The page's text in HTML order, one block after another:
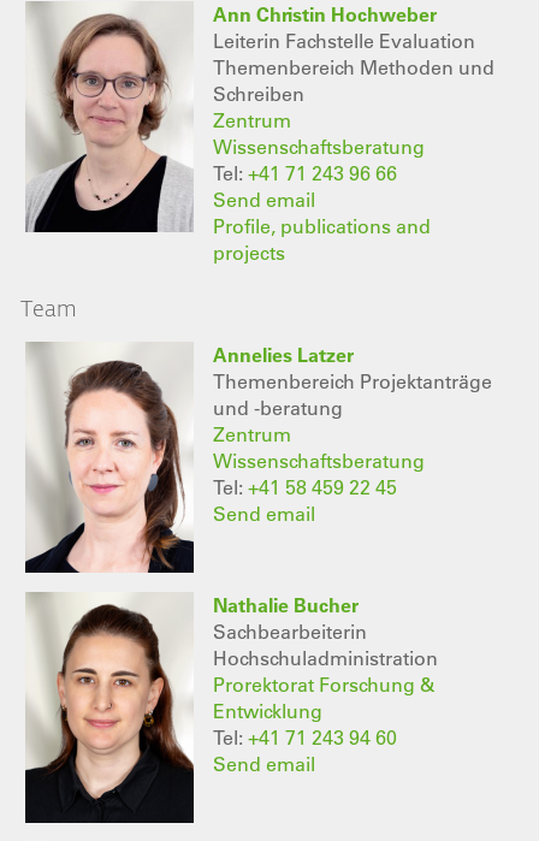
Ann Christin Hochweber
Leiterin Fachstelle Evaluation
Themenbereich Methoden und
Schreiben
Zentrum
Wissenschaftsberatung
Tel: +41 71 243 96 66
Send email
Profile, publications and
projects
Team
Annelies Latzer
Themenbereich Projektanträge
und -beratung
Zentrum
Wissenschaftsberatung
Tel: +41 58 459 22 45
Send email
Nathalie Bucher
Sachbearbeiterin
Hochschuladministration
Prorektorat Forschung &
Entwicklung
Tel: +41 71 243 94 60
Send email